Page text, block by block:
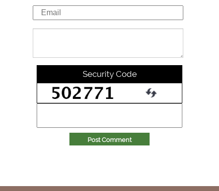
Security Code
Post Comment